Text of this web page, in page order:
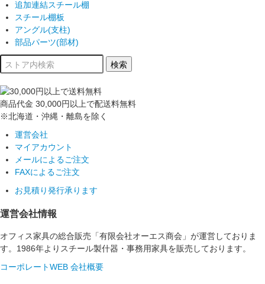
追加連結スチール棚
スチール棚板
アングル(支柱)
部品パーツ(部材)
商品代金 30,000円以上で配送料無料
※北海道・沖縄・離島を除く
運営会社
マイアカウント
メールによるご注文
FAXによるご注文
お見積り発行承ります
運営会社情報
オフィス家具の総合販売「有限会社オーエス商会」が運営しておりま
す。1986年よりスチール製什器・事務用家具を販売しております。
コーポレートWEB 会社概要